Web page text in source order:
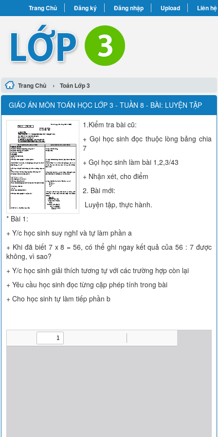
Trang Chủ Đăng ký Đăng nhập Upload Liên hệ
Trang Chủ › Toán Lớp 3
GIÁO ÁN MÔN TOÁN HỌC LỚP 3 - TUẦN 8 - BÀI: LUYỆN TẬP
1.Kiểm tra bài cũ:
+ Gọi học sinh đọc thuộc lòng bảng chia
7
+ Gọi học sinh làm bài 1,2,3/43
+ Nhận xét, cho điểm
2. Bài mới:
Luyện tập, thực hành.
* Bài 1:
+ Y/c học sinh suy nghĩ và tự làm phần a
+ Khi đã biết 7 x 8 = 56, có thể ghi ngay kết quả của 56 : 7 được
không, vì sao?
+ Y/c học sinh giải thích tương tự với các trường hợp còn lại
+ Yêu cầu học sinh đọc từng cặp phép tính trong bài
+ Cho học sinh tự làm tiếp phần b